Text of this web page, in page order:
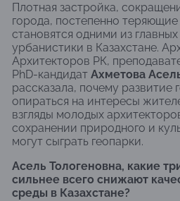
Плотная застройка,
города, постепенно
становятся одними из
урбанистики в Казахстане.
Архитекторов РК,
PhD-кандидат Ахметова
рассказала, почему развитие
опираться на интересы
взгляды молодых
сохранении природного и
могут сыграть геопарки.
Асель Тологеновна, какие
сильнее всего снижают
среды в Казахстане?